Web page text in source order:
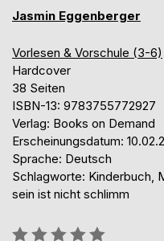
Jasmin Eggenberger
Vorlesen & Vorschule (3-6)
Hardcover
38 Seiten
ISBN-13: 9783755772927
Verlag: Books on Demand
Erscheinungsdatum:
Sprache: Deutsch
Schlagworte: Kinderbuch,
sein ist nicht schlimm
Bewertung::